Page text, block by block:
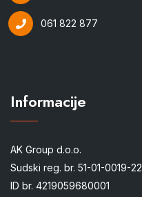
061 822 877
Informacije
AK Group d.o.o.
Sudski reg. br. 51-01-0019-22
ID br. 4219059680001